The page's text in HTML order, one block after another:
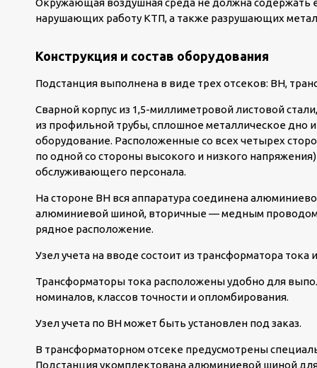
Окружающая воздушная среда не должна содержать
нарушающих работу КТП, а также разрушающих
Конструкция и состав оборудования
Подстанция выполнена в виде трех отсеков: ВН,
Сварной корпус из 1,5-миллиметровой листовой
из профильной трубы, сплошное металлическое
оборудование. Расположенные со всех четырех
по одной со стороны высокого и низкого
обслуживающего персонала.
На стороне ВН вся аппаратура соединена
алюминиевой шиной, вторичные — медным
рядное расположение.
Узел учета на вводе состоит из трансформатора тока
Трансформаторы тока расположены удобно для
номиналов, классов точности и опломбирования.
Узел учета по ВН может быть установлен под заказ.
В трансформаторном отсеке предусмотрены
Подстанция укомплектована алюминиевой шиной